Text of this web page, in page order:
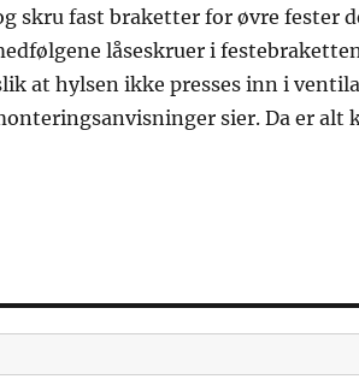
skru fast braketter for øvre fester
låseskruer i
at hylsen ikke presses inn i
sier. Da er alt